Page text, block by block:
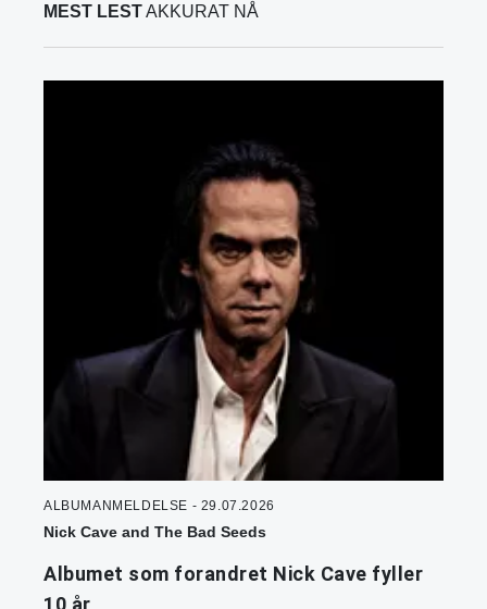
MEST LESTAKKURAT NÅ
ALBUMANMELDELSE - 29.07.2026
Nick Cave and The Bad Seeds
Albumet som forandret Nick Cave fyller
10 år